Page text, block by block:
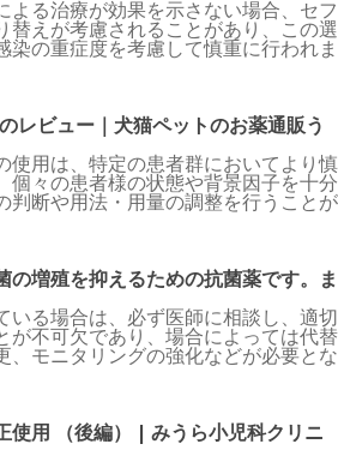
よる治療が効果を示さない場合、セフ
替えが考慮されることがあり、この選
染の重症度を考慮して慎重に行われま
レビュー｜犬猫ペットのお薬通販う
使用は、特定の患者群においてより慎
個々の患者様の状態や背景因子を十分
判断や用法・用量の調整を行うことが
の増殖を抑えるための抗菌薬です。ま
いる場合は、必ず医師に相談し、適切
が不可欠であり、場合によっては代替
、モニタリングの強化などが必要とな
使用 （後編） | みうら小児科クリニ